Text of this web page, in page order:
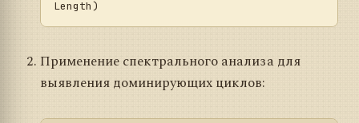
Применение спектрального анализа для
выявления доминирующих циклов: